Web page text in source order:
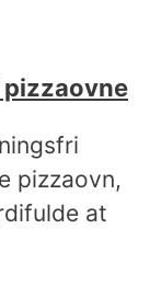
pizzaovn,
at